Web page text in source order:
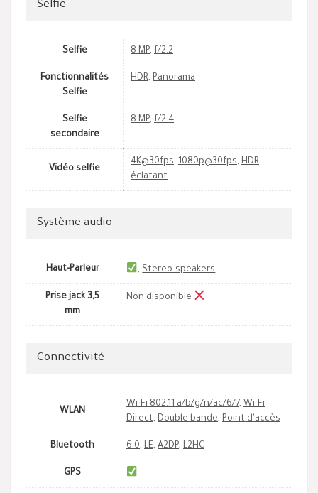
Selfie
Selfie 8 MP, f/2.2
Fonctionnalités
Selfie
HDR, Panorama
Selfie
secondaire
8 MP, f/2.4
Vidéo selfie
4K@30fps, 1080p@30fps, HDR
éclatant
Système audio
Haut-Parleur ,Stereo-speakers
Prise jack 3,5
mm
Non disponible
Connectivité
WLAN
Wi-Fi 802.11 a/b/g/n/ac/6/7, Wi-Fi
Direct, Double bande, Point d'accès
Bluetooth 6.0, LE, A2DP, L2HC
GPS